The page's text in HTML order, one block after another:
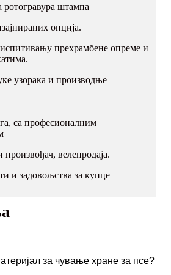
ротогравура штампа
опција.
прехрамбене опреме и
узорака и производње
са професионалним
велепродаја.
и задовољства за купце
за чување хране за псе?